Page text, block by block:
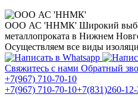
ООО АС 'ННМК' Широкий
металлопроката в Нижнем
Осуществляем все виды
Свяжитесь с нами Обратный
+7(967) 710-70-10
+7(967) 710-70-10+7(831)260-